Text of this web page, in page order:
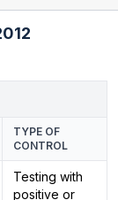
TYPE OF
CONTROL
Testing with
positive or